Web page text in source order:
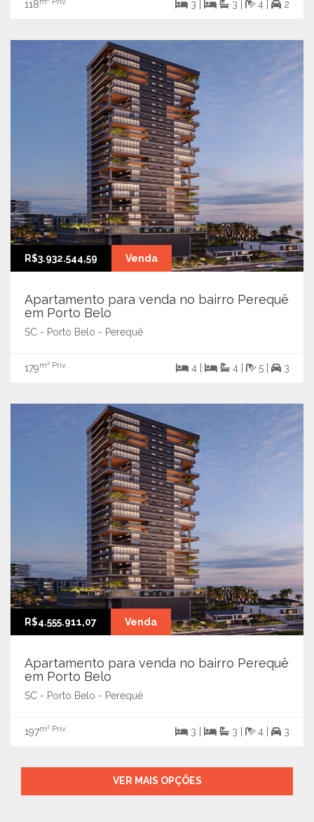
118 3 | 3 | 4 | 2
R$3.932.544,59 Venda
Apartamento para venda no bairro Perequê
em Porto Belo
SC - Porto Belo - Perequê
179m² Priv. 4 | 4 | 5 | 3
R$4.555.911,07 Venda
Apartamento para venda no bairro Perequê
em Porto Belo
SC - Porto Belo - Perequê
197m² Priv. 3 | 3 | 4 | 3
VER MAIS OPÇÕES